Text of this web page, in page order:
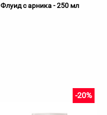
Флуид с арника - 250 мл
-20%